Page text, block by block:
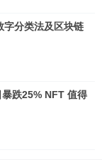
字分类法及区块链
跌25% NFT 值得